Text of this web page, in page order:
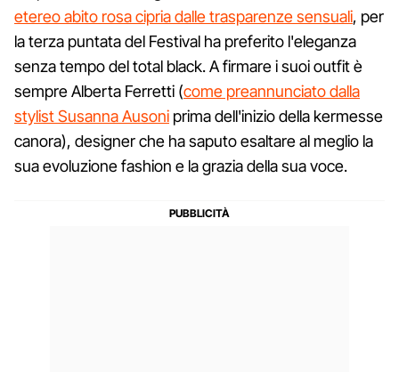
etereo abito rosa cipria dalle trasparenze sensuali, per
la terza puntata del Festival ha preferito l'eleganza
senza tempo del total black. A firmare i suoi outfit è
sempre Alberta Ferretti (come preannunciato dalla
stylist Susanna Ausoni prima dell'inizio della kermesse
canora), designer che ha saputo esaltare al meglio la
sua evoluzione fashion e la grazia della sua voce.